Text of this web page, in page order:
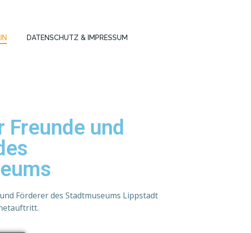
DATENSCHUTZ & IMPRESSUM
Freunde und
Förderer des Stadtmuseums Lippstadt